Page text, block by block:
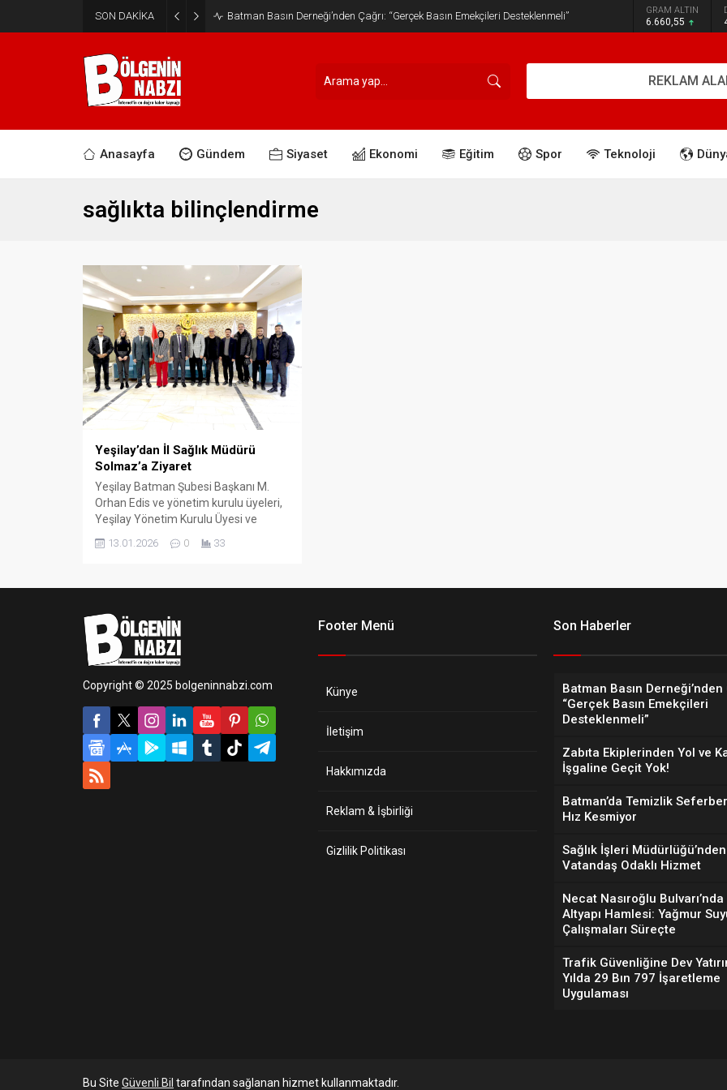
SON DAKİKA Batman Basın Derneği’nden Çağrı: “Gerçek Basın Emekçileri Desteklenmeli” GRAM ALTIN
6.660,55
REKLAM
Anasayfa Gündem Siyaset Ekonomi Eğitim Spor Teknoloji
sağlıkta bilinçlendirme
Yeşilay’dan İl Sağlık Müdürü
Solmaz’a Ziyaret
Yeşilay Batman Şubesi Başkanı M.
Orhan Edis ve yönetim kurulu üyeleri,
Yeşilay Yönetim Kurulu Üyesi ve
Murat Solmaz’ı makamında ziyaret
13.01.2026 0 33
Copyright © 2025 bolgeninnabzi.com
Footer Menü
Künye
İletişim
Hakkımızda
Reklam & İşbirliği
Gizlilik Politikası
Son Haberler
Batman Basın Derneği’nden
“Gerçek Basın Emekçileri
Desteklenmeli”
Zabıta Ekiplerinden Yol ve
İşgaline Geçit Yok!
Batman’da Temizlik
Hız Kesmiyor
Sağlık İşleri Müdürlüğü’nden
Vatandaş Odaklı Hizmet
Necat Nasıroğlu Bulvarı’nda
Altyapı Hamlesi: Yağmur
Çalışmaları Süreçte
Trafik Güvenliğine Dev
Yılda 29 Bın 797 İşaretleme
Uygulaması
Bu Site Güvenli Bil tarafından sağlanan hizmet kullanmaktadır.